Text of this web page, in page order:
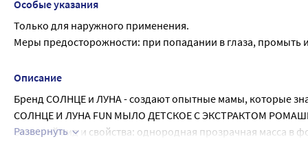
Особые указания
Только для наружного применения.
Меры предосторожности: при попадании в глаза, промыть
Описание
Бренд СОЛНЦЕ и ЛУНА - создают опытные мамы, которые
СОЛНЦЕ И ЛУНА FUN МЫЛО ДЕТСКОЕ С ЭКСТРАКТОМ
Внешний вид и свойства: однородная прозрачная масса в
Развернуть